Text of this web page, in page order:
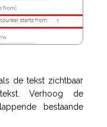
de tekst zichtbaar
Verhoog de
bestaande